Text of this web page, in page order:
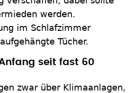
werden.
im Schlafzimmer
Tücher.
seit fast 60
zwar über Klimaanlagen,